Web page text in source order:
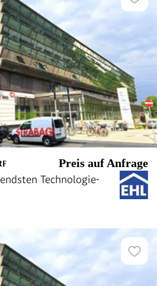
Preis auf Anfrage
Technologie-